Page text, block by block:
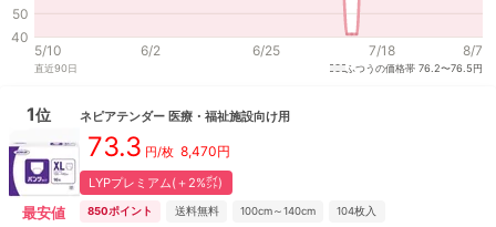
40
50
5/10 6/2 6/25 7/18 8/7
直近90日 ふつうの価格帯76.2〜76.5円
1位
最安値
ネピアテンダー 医療・福祉施設向け用
73.3 円/枚 8,470円
LYPプレミアム(＋2%㌽)
850ポイント 送料無料 100cm～140cm 104枚入